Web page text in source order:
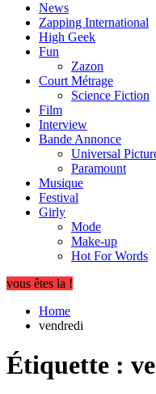
News
Zapping International
High Geek
Fun
Zazon
Court Métrage
Science Fiction
Film
Interview
Bande Annonce
Universal
Paramount
Musique
Festival
Girly
Mode
Make-up
Hot For Words
vous êtes la !
Home
vendredi
Étiquette :